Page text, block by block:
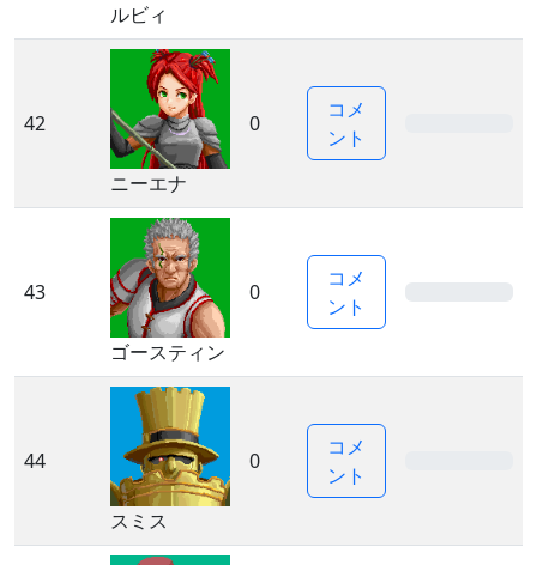
ルビィ
42
ニーエナ
0
コメ
ント
43
ゴースティン
0
コメ
ント
44
スミス
0
コメ
ント